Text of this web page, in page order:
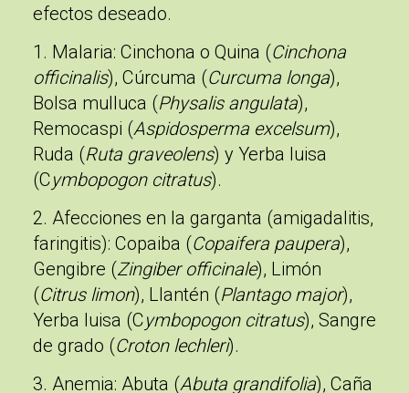
efectos deseado.
1. Malaria: Cinchona o Quina (Cinchona
officinalis), Cúrcuma (Curcuma longa),
Bolsa mulluca (Physalis angulata),
Remocaspi (Aspidosperma excelsum),
Ruda (Ruta graveolens) y Yerba luisa
(Cymbopogon citratus).
2. Afecciones en la garganta (amigadalitis,
faringitis): Copaiba (Copaifera paupera),
Gengibre (Zingiber officinale), Limón
(Citrus limon), Llantén (Plantago major),
Yerba luisa (Cymbopogon citratus), Sangre
de grado (Croton lechleri).
3. Anemia: Abuta (Abuta grandifolia), Caña